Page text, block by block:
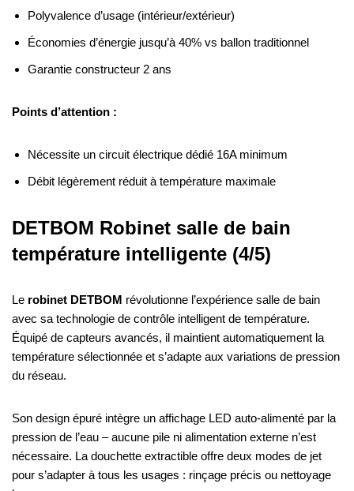
Polyvalence d’usage (intérieur/extérieur)
Économies d’énergie jusqu’à 40% vs ballon traditionnel
Garantie constructeur 2 ans
Points d’attention :
Nécessite un circuit électrique dédié 16A minimum
Débit légèrement réduit à température maximale
DETBOM Robinet salle de bain
température intelligente (4/5)
Le robinet DETBOM révolutionne l’expérience salle de bain
avec sa technologie de contrôle intelligent de température.
Équipé de capteurs avancés, il maintient automatiquement la
température sélectionnée et s’adapte aux variations de pression
du réseau.
Son design épuré intègre un affichage LED auto-alimenté par la
pression de l’eau – aucune pile ni alimentation externe n’est
nécessaire. La douchette extractible offre deux modes de jet
pour s’adapter à tous les usages : rinçage précis ou nettoyage